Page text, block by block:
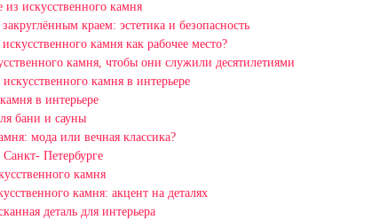
искусственного камня
краем: эстетика и безопасность
камня как рабочее место?
камня, чтобы они служили десятилетиями
камня в интерьере
в интерьере
бани и сауны
мода или вечная классика?
Петербурге
камня
камня: акцент на деталях
деталь для интерьера